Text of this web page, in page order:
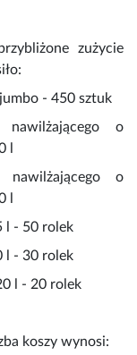
zużycie
- 450 sztuk
o
l
nawilżającego o
l
l - 50 rolek
l - 30 rolek
l - 20 rolek
koszy wynosi: